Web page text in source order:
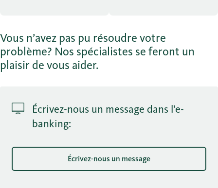
Vous n’avez pas pu résoudre votre
problème? Nos spécialistes se feront un
plaisir de vous aider.
Écrivez-nous un message dans l'e-
banking:
Écrivez-nous un message